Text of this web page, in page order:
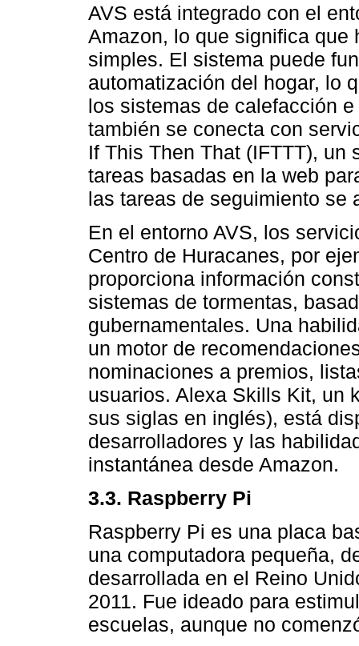
AVS está integrado con el
Amazon, lo que significa que
simples. El sistema puede
automatización del hogar, lo
los sistemas de calefacción
también se conecta con
If This Then That (IFTTT),
tareas basadas en la web
las tareas de seguimiento se
En el entorno AVS, los
Centro de Huracanes, por
proporciona información
sistemas de tormentas,
gubernamentales. Una
un motor de
nominaciones a premios,
usuarios. Alexa Skills Kit, un
sus siglas en inglés), está
desarrolladores y las
instantánea desde Amazon.
3.3. Raspberry Pi
Raspberry Pi es una placa
una computadora pequeña,
desarrollada en el Reino
2011. Fue ideado para
escuelas, aunque no